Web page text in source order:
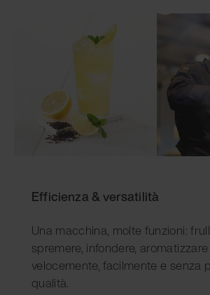
Efficienza & versatilità
Una macchina, molte funzioni:
spremere, infondere,
velocemente, facilmente e senza
qualità.